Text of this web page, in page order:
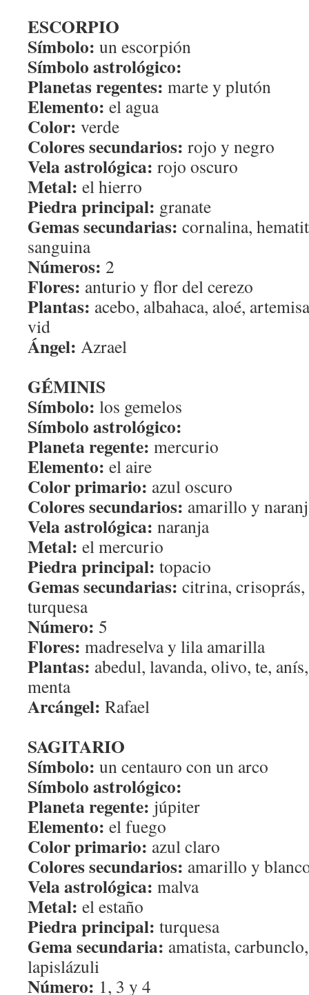
ESCORPIO
Símbolo: un escorpión
Símbolo astrológico:
Planetas regentes: marte y plutón
Elemento: el agua
Color: verde
Colores secundarios: rojo y negro
Vela astrológica: rojo oscuro
Metal: el hierro
Piedra principal: granate
Gemas secundarias: cornalina,
sanguina
Números: 2
Flores: anturio y flor del cerezo
Plantas: acebo, albahaca, aloé,
vid
Ángel: Azrael
GÉMINIS
Símbolo: los gemelos
Símbolo astrológico:
Planeta regente: mercurio
Elemento: el aire
Color primario: azul oscuro
Colores secundarios: amarillo y
Vela astrológica: naranja
Metal: el mercurio
Piedra principal: topacio
Gemas secundarias:citrina,
turquesa
Número: 5
Flores: madreselva y lila amarilla
Plantas: abedul, lavanda, olivo, te,
menta
Arcángel: Rafael
SAGITARIO
Símbolo: un centauro con un arco
Símbolo astrológico:
Planeta regente: júpiter
Elemento: el fuego
Color primario: azul claro
Colores secundarios: amarillo y
Vela astrológica: malva
Metal: el estaño
Piedra principal: turquesa
Gema secundaria: amatista,
lapislázuli
Número: 1, 3 y 4